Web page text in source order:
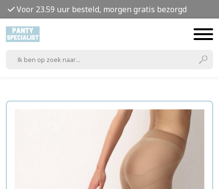
Voor 23.59 uur besteld, morgen gratis bezorgd